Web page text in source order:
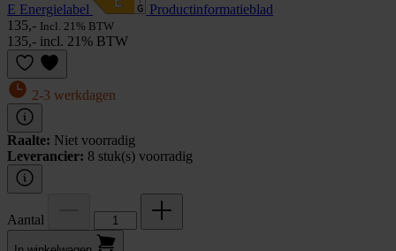
E Energielabel
Product­informatieblad
135,- Incl. 21% BTW
135,- incl. 21% BTW
2-3 werkdagen
Raalte: Niet voorradig
Leverancier: 8 stuk(s) voorradig
Aantal